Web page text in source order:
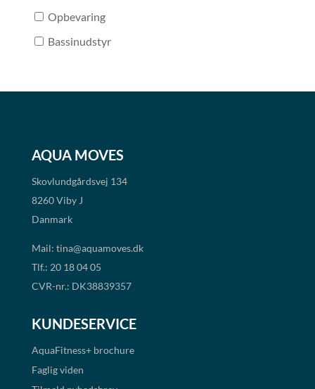
Opbevaring
Bassinudstyr
AQUA MOVES
Skovlundgårdsvej 134
8260 Viby J
Danmark
Mail: tina@aquamoves.dk
Tlf.: 20 18 04 05
CVR-nr.: DK38839357
KUNDESERVICE
AquaFitness+ brochure
Faglig viden